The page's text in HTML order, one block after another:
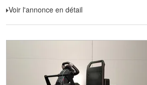
Voir l'annonce en détail